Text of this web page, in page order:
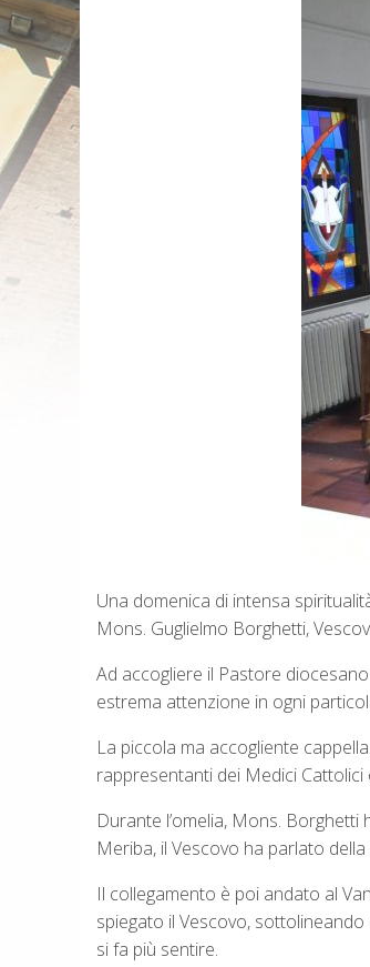
Una domenica di intensa
Mons. Guglielmo Borghetti,
Ad accogliere il Pastore
estrema attenzione in ogni
La piccola ma accogliente
rappresentanti dei Medici
Durante l’omelia, Mons.
Meriba, il Vescovo ha parlato
Il collegamento è poi andato al
spiegato il Vescovo,
si fa più sentire.